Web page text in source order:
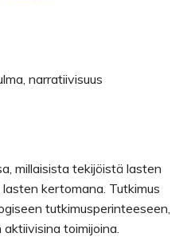
narratiivisuus
millaisista tekijöistä lasten
kertomana. Tutkimus
tutkimusperinteeseen,
toimijoina.